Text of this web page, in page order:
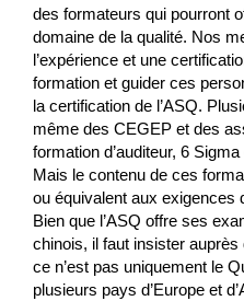
des formateurs qui pourront
domaine de la qualité. Nos
l’expérience et une
formation et guider ces
la certification de l’ASQ.
même des CEGEP et des
formation d’auditeur, 6
Mais le contenu de ces
ou équivalent aux exigences
Bien que l’ASQ offre ses
chinois, il faut insister auprès
ce n’est pas uniquement le
plusieurs pays d’Europe et